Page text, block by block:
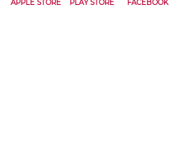
APPLE STORE PLAY STORE FACEBOOK